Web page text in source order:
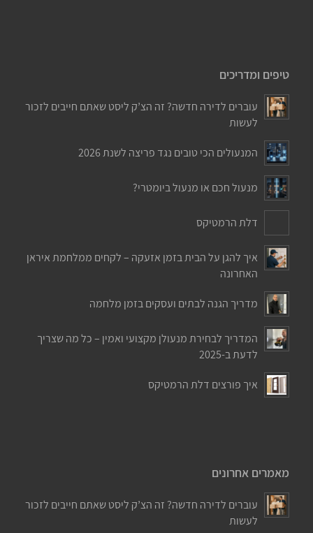
טיפים ומדריכים
עוברים לדירה חדשה? זה הצ’ק ליסט שאתם חייבים לזכור
לעשות
המנעולים הכי טובים נגד פריצה לשנת 2026
מנעול חכם או מנעול ביומטרי?
דלת הרמטיקס
איך להגן על הבית בזמן אזעקה – לקחים ממלחמת איראן
האחרונה
מדריך הגנה לבתים ועסקים בזמן מלחמה
המדריך לבחירת מנעולן מקצועי ואמין – כל מה שצריך
לדעת ב-2025
איך פורצים דלת הרמטיקס
מאמרים אחרונים
עוברים לדירה חדשה? זה הצ’ק ליסט שאתם חייבים לזכור
לעשות